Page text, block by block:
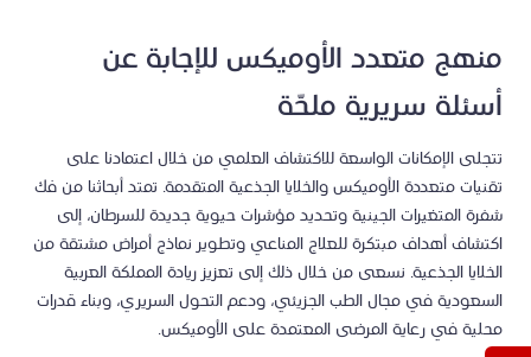
منهج متعدد الأوميكس للإجابة عن
أسئلة سريرية ملحّة
تتجلى الإمكانات الواسعة للاكتشاف العلمي من خلال اعتمادنا على
تقنيات متعددة الأوميكس والخلايا الجذعية المتقدمة. تمتد أبحاثنا من فك
شفرة المتغيرات الجينية وتحديد مؤشرات حيوية جديدة للسرطان، إلى
اكتشاف أهداف مبتكرة للعلاج المناعي وتطوير نماذج أمراض مشتقة من
الخلايا الجذعية. نسعى من خلال ذلك إلى تعزيز ريادة المملكة العربية
السعودية في مجال الطب الجزيئي، ودعم التحول السريري، وبناء قدرات
محلية في رعاية المرضى المعتمدة على الأوميكس.